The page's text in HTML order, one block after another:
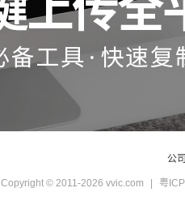
公
Copyright © 2011-2026 vvic.com 粤